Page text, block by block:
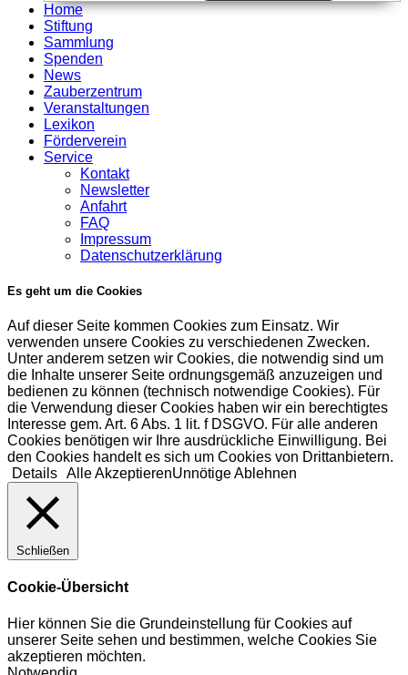
Home
Stiftung
Sammlung
Spenden
News
Zauberzentrum
Veranstaltungen
Lexikon
Förderverein
Service
Kontakt
Newsletter
Anfahrt
FAQ
Impressum
Datenschutzerklärung
Es geht um die Cookies
Auf dieser Seite kommen Cookies zum Einsatz. Wir
verwenden unsere Cookies zu verschiedenen Zwecken.
Unter anderem setzen wir Cookies, die notwendig sind um
die Inhalte unserer Seite ordnungsgemäß anzuzeigen und
bedienen zu können (technisch notwendige Cookies). Für
die Verwendung dieser Cookies haben wir ein berechtigtes
Interesse gem. Art. 6 Abs. 1 lit. f DSGVO. Für alle anderen
Cookies benötigen wir Ihre ausdrückliche Einwilligung. Bei
den Cookies handelt es sich um Cookies von Drittanbietern.
Details Alle AkzeptierenUnnötige Ablehnen
Schließen
Cookie-Übersicht
Hier können Sie die Grundeinstellung für Cookies auf
unserer Seite sehen und bestimmen, welche Cookies Sie
akzeptieren möchten.